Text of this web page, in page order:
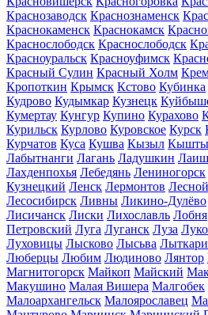
Краснозаводск Краснознаменск
Краснокаменск Краснокамск
Краснослободск Краснослободск
Красноуральск Красноуфимск
Красный Сулин Красный Холм
Кропоткин Крымск Кстово Кубинка
Кудрово Кудымкар Кузнецк
Кумертау Кунгур Купино Курахово
Курильск Курлово Куровское Курск
Курчатов Куса Кушва Кызыл
Лабытнанги Лагань Ладушкин
Лахденпохья Лебедянь Лениногорск
Кузнецкий Ленск Лермонтов Лесной
Лесосибирск Ливны Ликино-Дулёво
Лисичанск Лиски Лихославль Лобня
Петровский Луга Луганск Луза
Луховицы Лысково Лысьва
Люберцы Любим Людиново Лянтор
Магнитогорск Майкоп Майский
Макушино Малая Вишера Малгобек
Малоархангельск Малоярославец